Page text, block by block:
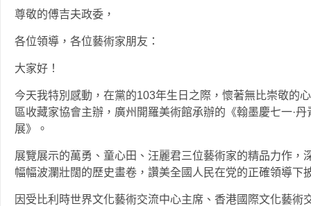
尊敬的傅吉夫政委，
各位領導，各位藝術家朋友：
大家好！
今天我特別感動，在黨的103年生日之際，懷著無比崇敬的
區收藏家協會主辦，廣州開羅美術館承辦的《翰墨慶七一·
展》。
展覽展示的萬勇、童心田、汪麗君三位藝術家的精品力作，
幅幅波瀾壯闊的歷史畫卷，讚美全國人民在党的正確領導下
因受比利時世界文化藝術交流中心主席、香港國際文化藝